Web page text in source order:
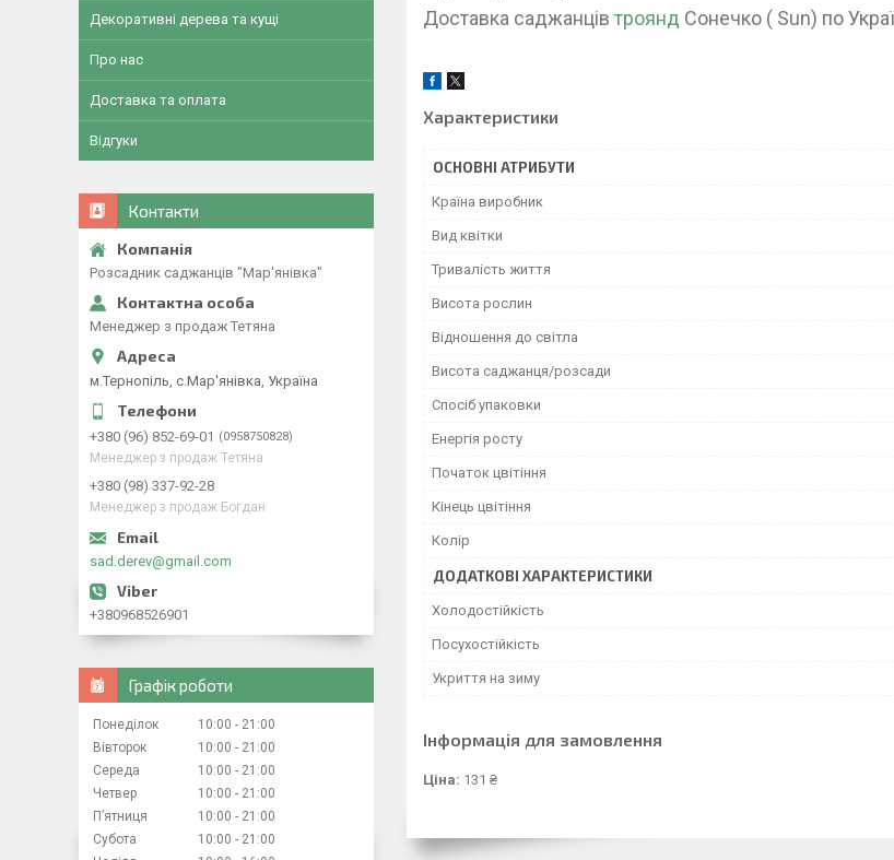
Доставка саджанців троянд Сонечко ( Sun) по
Характеристики
ОСНОВНІ АТРИБУТИ
Країна виробник
Вид квітки
Тривалість життя
Висота рослин
Відношення до світла
Висота саджанця/розсади
Спосіб упаковки
Енергія росту
Початок цвітіння
Кінець цвітіння
Колір
ДОДАТКОВІ ХАРАКТЕРИСТИКИ
Холодостійкість
Посухостійкість
Укриття на зиму
Інформація для замовлення
Ціна: 131 ₴
Декоративні дерева та кущі
Про нас
Доставка та оплата
Відгуки
Контакти
Розсадник саджанців "Мар'янівка"
Менеджер з продаж Тетяна
м.Тернопіль, с.Мар'янівка, Україна
+380 (96) 852-69-01 0958750828
Менеджер з продаж Тетяна
+380 (98) 337-92-28
Менеджер з продаж Богдан
sad.derev@gmail.com
+380968526901
Графік роботи
Понеділок 10:00
21:00
Вівторок
10:00
21:00
Середа
10:00
21:00
Четвер
10:00
21:00
Пʼятниця
10:00
21:00
Субота
10:00
21:00